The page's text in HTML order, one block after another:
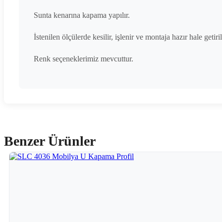
Sunta kenarına kapama yapılır.
İstenilen ölçülerde kesilir, işlenir ve montaja hazır hale
Renk seçeneklerimiz mevcuttur.
Benzer Ürünler